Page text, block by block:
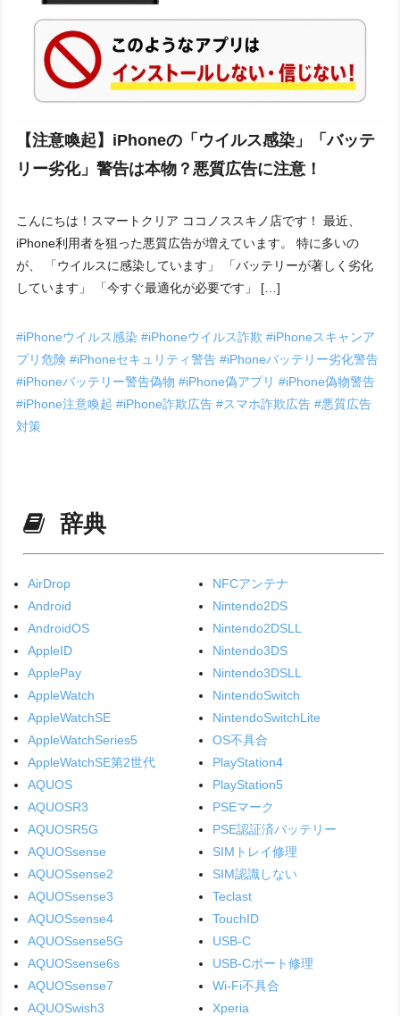
【注意喚起】iPhoneの「ウイルス感染」「バッテ
リー劣化」警告は本物？悪質広告に注意！
こんにちは！スマートクリア ココノススキノ店です！ 最近、
iPhone利用者を狙った悪質広告が増えています。 特に多いの
が、 「ウイルスに感染しています」 「バッテリーが著しく劣化
しています」 「今すぐ最適化が必要です」 […]
#iPhoneウイルス感染#iPhoneウイルス詐欺#iPhoneスキャンア
プリ危険#iPhoneセキュリティ警告#iPhoneバッテリー劣化警告
#iPhoneバッテリー警告偽物#iPhone偽アプリ#iPhone偽物警告
#iPhone注意喚起#iPhone詐欺広告#スマホ詐欺広告#悪質広告
対策
辞典
AirDrop
Android
AndroidOS
AppleID
ApplePay
AppleWatch
AppleWatchSE
AppleWatchSeries5
AppleWatchSE第2世代
AQUOS
AQUOSR3
AQUOSR5G
AQUOSsense
AQUOSsense2
AQUOSsense3
AQUOSsense4
AQUOSsense5G
AQUOSsense6s
AQUOSsense7
AQUOSwish3
NFCアンテナ
Nintendo2DS
Nintendo2DSLL
Nintendo3DS
Nintendo3DSLL
NintendoSwitch
NintendoSwitchLite
OS不具合
PlayStation4
PlayStation5
PSEマーク
PSE認証済バッテリー
SIMトレイ修理
SIM認識しない
Teclast
TouchID
USB-C
USB-Cポート修理
Wi-Fi不具合
Xperia